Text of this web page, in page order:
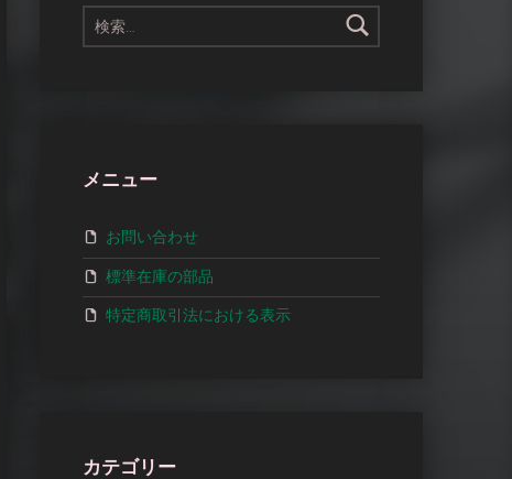
検索:
メニュー
お問い合わせ
標準在庫の部品
特定商取引法における表示
カテゴリー